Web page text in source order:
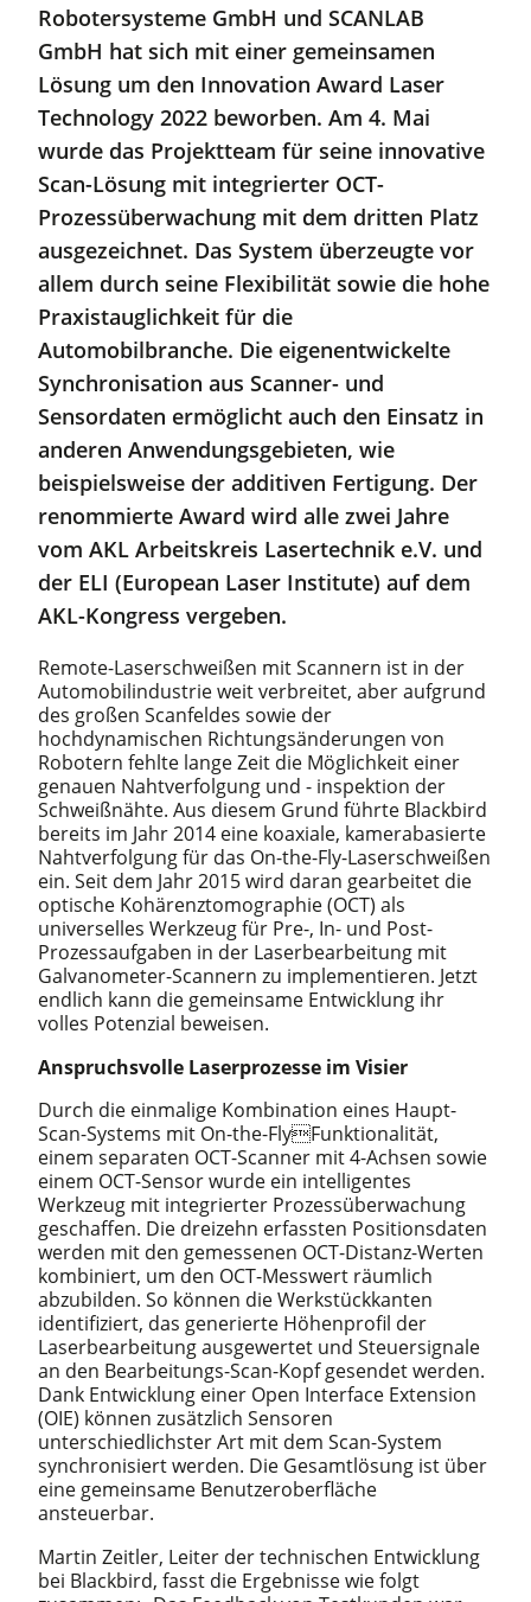
Robotersysteme GmbH und SCANLAB
GmbH hat sich mit einer gemeinsamen
Lösung um den Innovation Award Laser
Technology 2022 beworben. Am 4. Mai
wurde das Projektteam für seine innovative
Scan-Lösung mit integrierter OCT-
Prozessüberwachung mit dem dritten Platz
ausgezeichnet. Das System überzeugte vor
allem durch seine Flexibilität sowie die hohe
Praxistauglichkeit für die
Automobilbranche. Die eigenentwickelte
Synchronisation aus Scanner- und
Sensordaten ermöglicht auch den Einsatz in
anderen Anwendungsgebieten, wie
beispielsweise der additiven Fertigung. Der
renommierte Award wird alle zwei Jahre
vom AKL Arbeitskreis Lasertechnik e.V. und
der ELI (European Laser Institute) auf dem
AKL-Kongress vergeben.
Remote-Laserschweißen mit Scannern ist in der
Automobilindustrie weit verbreitet, aber aufgrund
des großen Scanfeldes sowie der
hochdynamischen Richtungsänderungen von
Robotern fehlte lange Zeit die Möglichkeit einer
genauen Nahtverfolgung und - inspektion der
Schweißnähte. Aus diesem Grund führte Blackbird
bereits im Jahr 2014 eine koaxiale, kamerabasierte
Nahtverfolgung für das On-the-Fly-Laserschweißen
ein. Seit dem Jahr 2015 wird daran gearbeitet die
optische Kohärenztomographie (OCT) als
universelles Werkzeug für Pre-, In- und Post-
Prozessaufgaben in der Laserbearbeitung mit
Galvanometer-Scannern zu implementieren. Jetzt
endlich kann die gemeinsame Entwicklung ihr
volles Potenzial beweisen.
Anspruchsvolle Laserprozesse im Visier
Durch die einmalige Kombination eines Haupt-
Scan-Systems mit On-the-FlyFunktionalität,
einem separaten OCT-Scanner mit 4-Achsen sowie
einem OCT-Sensor wurde ein intelligentes
Werkzeug mit integrierter Prozessüberwachung
geschaffen. Die dreizehn erfassten Positionsdaten
werden mit den gemessenen OCT-Distanz-Werten
kombiniert, um den OCT-Messwert räumlich
abzubilden. So können die Werkstückkanten
identifiziert, das generierte Höhenprofil der
Laserbearbeitung ausgewertet und Steuersignale
an den Bearbeitungs-Scan-Kopf gesendet werden.
Dank Entwicklung einer Open Interface Extension
(OIE) können zusätzlich Sensoren
unterschiedlichster Art mit dem Scan-System
synchronisiert werden. Die Gesamtlösung ist über
eine gemeinsame Benutzeroberfläche
ansteuerbar.
Martin Zeitler, Leiter der technischen Entwicklung
bei Blackbird, fasst die Ergebnisse wie folgt